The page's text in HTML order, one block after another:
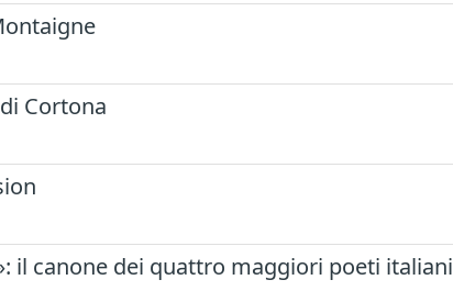
Cortona
il canone dei quattro maggiori poeti italiani